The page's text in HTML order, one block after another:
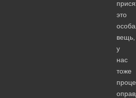
это
вещь,
у
нас
тоже